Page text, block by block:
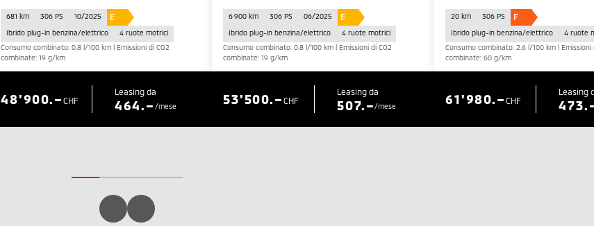
681 km 306 PS 10/2025 E
Ibrido plug-in benzina/elettrico
4 ruote motrici
Consumo combinato: 0.8 l/100 km | Emissioni di CO2
combinate: 19 g/km
CHF
48'900.– Leasing da
464.– /mese
6 900 km 306 PS 06/2025 E
Ibrido plug-in benzina/elettrico
4 ruote motrici
Consumo combinato: 0.8 l/100 km | Emissioni di CO2
combinate: 19 g/km
CHF
53'500.– Leasing da
507.–/mese
20 km 306 PS F
Ibrido plug-in benzina/elettrico
4 ruote
Consumo combinato: 2.6 l/100 km | Emissioni
combinate: 60 g/km
CHF
61'980.– Leasing